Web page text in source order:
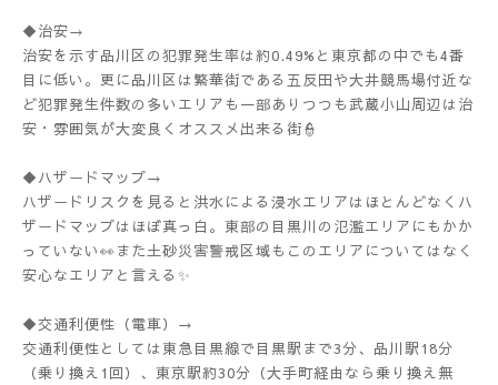
◆治安→
治安を示す品川区の犯罪発生率は約0.49%と東京都の中でも4番
目に低い。更に品川区は繁華街である五反田や大井競馬場付近な
ど犯罪発生件数の多いエリアも一部ありつつも武蔵小山周辺は治
安・雰囲気が大変良くオススメ出来る街👮
◆ハザードマップ→
ハザードリスクを見ると洪水による浸水エリアはほとんどなくハ
ザードマップはほぼ真っ白。東部の目黒川の氾濫エリアにもかか
っていない👀また土砂災害警戒区域もこのエリアについてはなく
安心なエリアと言える✨
◆交通利便性（電車）→
交通利便性としては東急目黒線で目黒駅まで3分、品川駅18分
（乗り換え1回）、東京駅約30分（大手町経由なら乗り換え無